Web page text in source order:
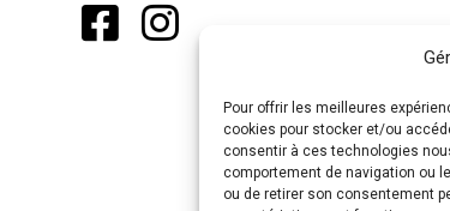
Pour offrir les meilleures
cookies pour stocker et/ou
consentir à ces technologies
comportement de navigation ou
ou de retirer son consentement